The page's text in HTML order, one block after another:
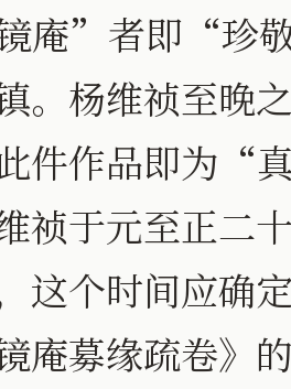
庵”者即“珍
。杨维祯至晚
件作品即为“
祯于元至正二
这个时间应确
庵募缘疏卷》